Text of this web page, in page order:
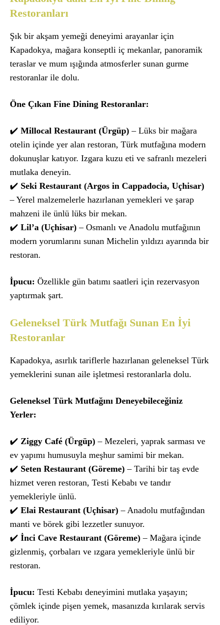
Restoranları
Şık bir akşam yemeği deneyimi arayanlar için
Kapadokya, mağara konseptli iç mekanlar, panoramik
teraslar ve mum ışığında atmosferler sunan gurme
restoranlar ile dolu.
️Öne Çıkan Fine Dining Restoranlar:
✔️ Millocal Restaurant (Ürgüp) – Lüks bir mağara
otelin içinde yer alan restoran, Türk mutfağına modern
dokunuşlar katıyor. Izgara kuzu eti ve safranlı mezeleri
mutlaka deneyin.
✔️ Seki Restaurant (Argos in Cappadocia, Uçhisar)
– Yerel malzemelerle hazırlanan yemekleri ve şarap
mahzeni ile ünlü lüks bir mekan.
✔️ Lil’a (Uçhisar) – Osmanlı ve Anadolu mutfağının
modern yorumlarını sunan Michelin yıldızı ayarında bir
restoran.
İpucu: Özellikle gün batımı saatleri için rezervasyon
yaptırmak şart.
Geleneksel Türk Mutfağı Sunan En İyi
Restoranlar
Kapadokya, asırlık tariflerle hazırlanan geleneksel Türk
yemeklerini sunan aile işletmesi restoranlarla dolu.
Geleneksel Türk Mutfağını Deneyebileceğiniz
Yerler:
✔️ Ziggy Café (Ürgüp) – Mezeleri, yaprak sarması ve
ev yapımı humusuyla meşhur samimi bir mekan.
✔️ Seten Restaurant (Göreme) – Tarihi bir taş evde
hizmet veren restoran, Testi Kebabı ve tandır
yemekleriyle ünlü.
✔️ Elai Restaurant (Uçhisar) – Anadolu mutfağından
manti ve börek gibi lezzetler sunuyor.
✔️ İnci Cave Restaurant (Göreme) – Mağara içinde
gizlenmiş, çorbaları ve ızgara yemekleriyle ünlü bir
restoran.
İpucu: Testi Kebabı deneyimini mutlaka yaşayın;
çömlek içinde pişen yemek, masanızda kırılarak servis
ediliyor.